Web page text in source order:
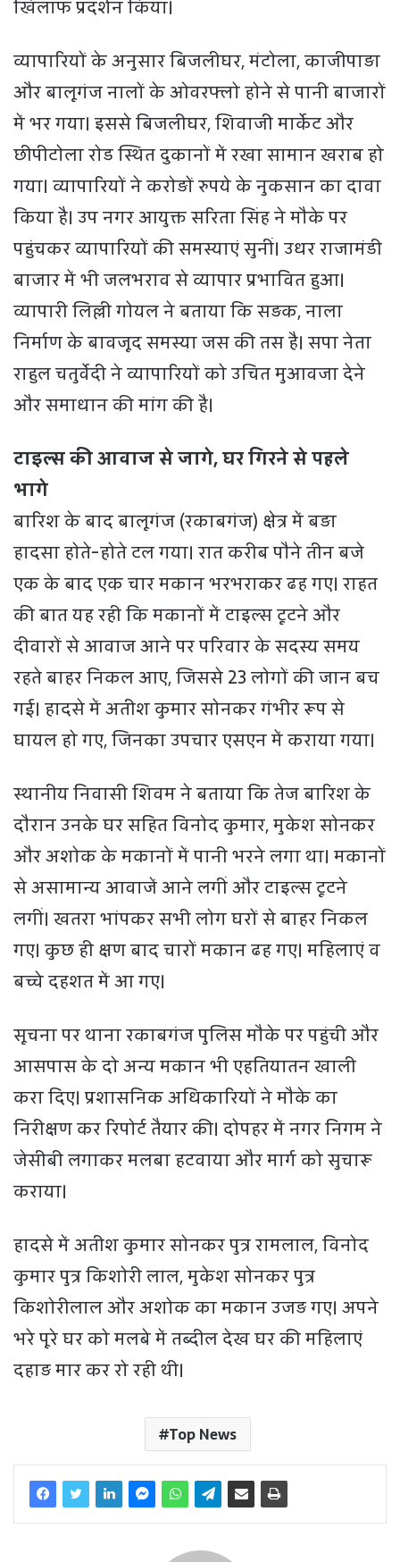
खिलाफ प्रदर्शन किया।
व्यापारियों के अनुसार बिजलीघर, मंटोला, काजीपाड़ा
और बालूगंज नालों के ओवरफ्लो होने से पानी बाजारों
में भर गया। इससे बिजलीघर, शिवाजी मार्केट और
छीपीटोला रोड स्थित दुकानों में रखा सामान खराब हो
गया। व्यापारियों ने करोड़ों रुपये के नुकसान का दावा
किया है। उप नगर आयुक्त सरिता सिंह ने मौके पर
पहुंचकर व्यापारियों की समस्याएं सुनीं। उधर राजामंडी
बाजार में भी जलभराव से व्यापार प्रभावित हुआ।
व्यापारी लिल्ली गोयल ने बताया कि सड़क, नाला
निर्माण के बावजूद समस्या जस की तस है। सपा नेता
राहुल चतुर्वेदी ने व्यापारियों को उचित मुआवजा देने
और समाधान की मांग की है।
टाइल्स की आवाज से जागे, घर गिरने से पहले
भागे
बारिश के बाद बालूगंज (रकाबगंज) क्षेत्र में बड़ा
हादसा होते-होते टल गया। रात करीब पौने तीन बजे
एक के बाद एक चार मकान भरभराकर ढह गए। राहत
की बात यह रही कि मकानों में टाइल्स टूटने और
दीवारों से आवाज आने पर परिवार के सदस्य समय
रहते बाहर निकल आए, जिससे 23 लोगों की जान बच
गई। हादसे में अतीश कुमार सोनकर गंभीर रूप से
घायल हो गए, जिनका उपचार एसएन में कराया गया।
स्थानीय निवासी शिवम ने बताया कि तेज बारिश के
दौरान उनके घर सहित विनोद कुमार, मुकेश सोनकर
और अशोक के मकानों में पानी भरने लगा था। मकानों
से असामान्य आवाजें आने लगीं और टाइल्स टूटने
लगीं। खतरा भांपकर सभी लोग घरों से बाहर निकल
गए। कुछ ही क्षण बाद चारों मकान ढह गए। महिलाएं व
बच्चे दहशत में आ गए।
सूचना पर थाना रकाबगंज पुलिस मौके पर पहुंची और
आसपास के दो अन्य मकान भी एहतियातन खाली
करा दिए। प्रशासनिक अधिकारियों ने मौके का
निरीक्षण कर रिपोर्ट तैयार की। दोपहर में नगर निगम ने
जेसीबी लगाकर मलबा हटवाया और मार्ग को सुचारू
कराया।
हादसे में अतीश कुमार सोनकर पुत्र रामलाल, विनोद
कुमार पुत्र किशोरी लाल, मुकेश सोनकर पुत्र
किशोरीलाल और अशोक का मकान उजड़ गए। अपने
भरे पूरे घर को मलबे में तब्दील देख घर की महिलाएं
दहाड़ मार कर रो रही थी।
Top News